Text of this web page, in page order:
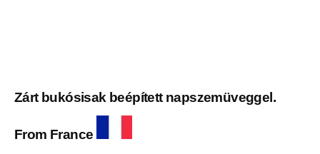
Zárt bukósisak beépített napszemüveggel.
From France